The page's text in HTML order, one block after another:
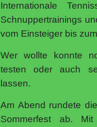
Internationale
Schnuppertrainings
vom Einsteiger bis
Wer wollte konnte
testen oder auch
lassen.
Am Abend rundete
Sommerfest ab. Mit